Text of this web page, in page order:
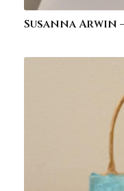
Susanna Arwin